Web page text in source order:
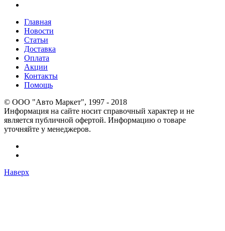
Главная
Новости
Статьи
Доставка
Оплата
Акции
Контакты
Помощь
© OOO "Авто Маркет", 1997 - 2018
Информация на сайте носит справочный характер и не
является публичной офертой. Информацию о товаре
уточняйте у менеджеров.
Наверх